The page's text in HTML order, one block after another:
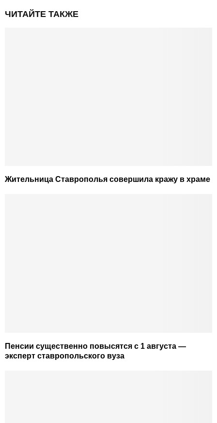
ЧИТАЙТЕ ТАКЖЕ
Жительница Ставрополья совершила кражу в храме
Пенсии существенно повысятся с 1 августа —
эксперт ставропольского вуза